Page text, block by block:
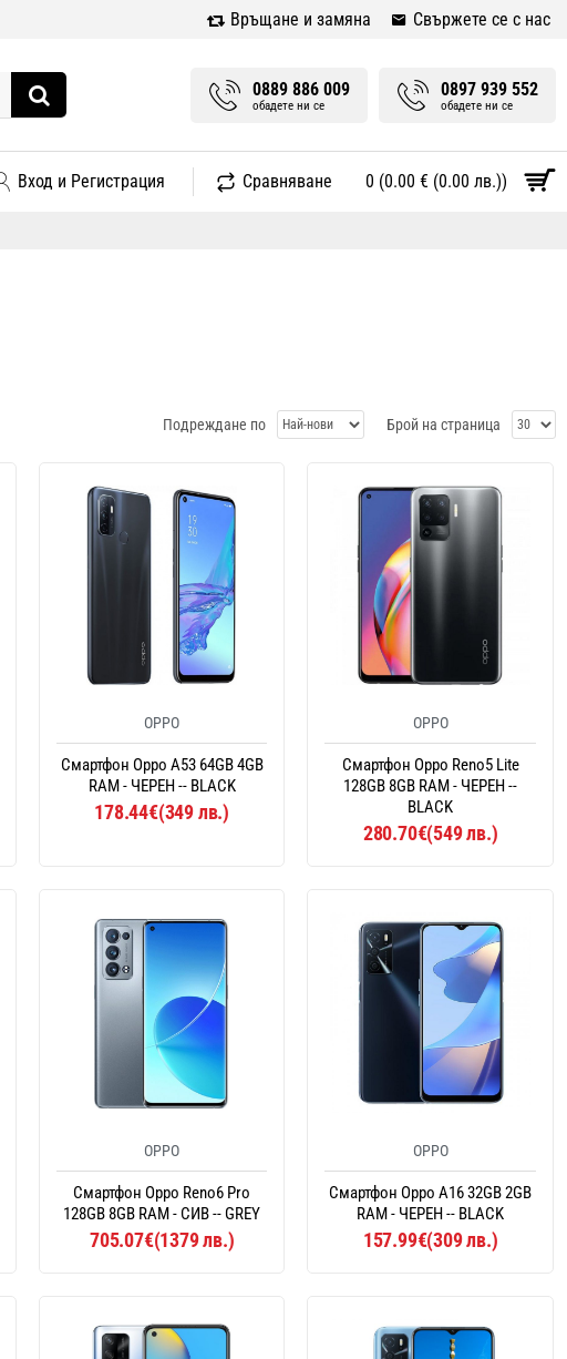
Връщане и замяна Свържете се с нас
0889 886 009
обадете ни се
0897 939 552
обадете ни се
Вход и Регистрация Сравняване 0 (0.00 € (0.00 лв.))
Подреждане по Брой на страница
OPPO
Смартфон Oppo A53 64GB 4GB
RAM - ЧЕРЕН -- BLACK
178.44€(349 лв.)
OPPO
Смартфон Oppo Reno5 Lite
128GB 8GB RAM - ЧЕРЕН --
BLACK
280.70€(549 лв.)
OPPO
Смартфон Oppo Reno6 Pro
128GB 8GB RAM - СИВ -- GREY
705.07€(1379 лв.)
OPPO
Смартфон Oppo A16 32GB 2GB
RAM - ЧЕРЕН -- BLACK
157.99€(309 лв.)